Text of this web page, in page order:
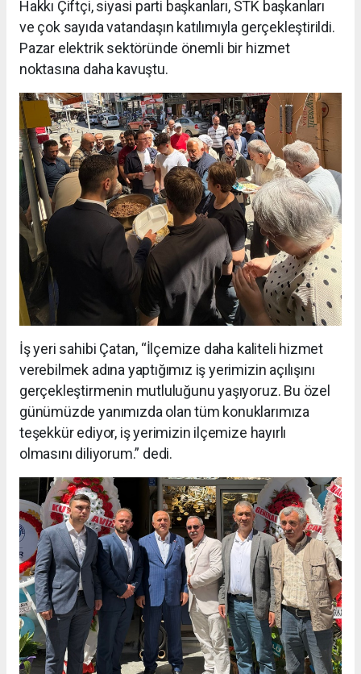
Hakkı Çiftçi, siyasi parti başkanları, STK başkanları
ve çok sayıda vatandaşın katılımıyla gerçekleştirildi.
Pazar elektrik sektöründe önemli bir hizmet
noktasına daha kavuştu.
İş yeri sahibi Çatan, “İlçemize daha kaliteli hizmet
verebilmek adına yaptığımız iş yerimizin açılışını
gerçekleştirmenin mutluluğunu yaşıyoruz. Bu özel
günümüzde yanımızda olan tüm konuklarımıza
teşekkür ediyor, iş yerimizin ilçemize hayırlı
olmasını diliyorum.” dedi.